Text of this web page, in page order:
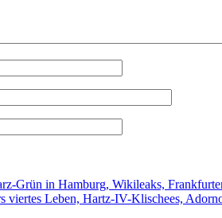
Grün in Hamburg, Wikileaks,
viertes Leben, Hartz-IV-Klischees,